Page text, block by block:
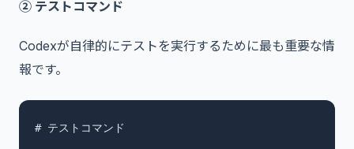
② テストコマンド
Codexが自律的にテストを実行するために最も重要な情
報です。
# テストコマンド